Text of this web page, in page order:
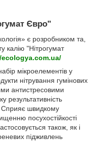
Євро"
є розробником та,
калію "Нітрогумат
мікроелементів у
нітрування гумінових
антистресовими
результативність
Сприяє швидкому
посухостійкості
також, як і
підживлень